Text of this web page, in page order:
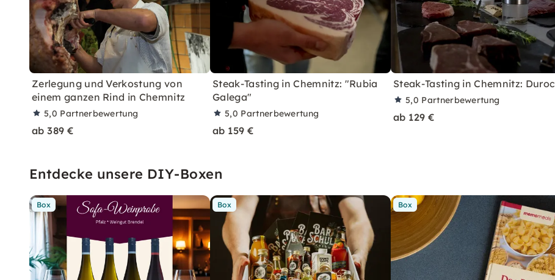
Zerlegung und Verkostung von
einem ganzen Rind in Chemnitz
5,0 Partnerbewertung
ab 389 €
Steak-Tasting in Chemnitz: "Rubia
Galega"
5,0 Partnerbewertung
ab 159 €
Steak-Tasting in Chemnitz: Duroc
5,0 Partnerbewertung
ab 129 €
Entdecke unsere DIY-Boxen
Box Box Box